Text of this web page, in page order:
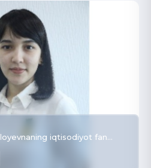
iqtisodiyot fan…